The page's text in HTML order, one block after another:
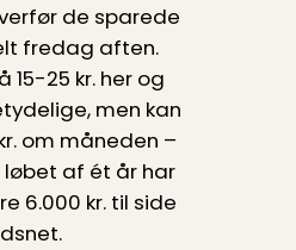
de sparede
fredag aften.
15-25 kr. her og
men kan
om måneden –
løbet af ét år har
6.000 kr. til side